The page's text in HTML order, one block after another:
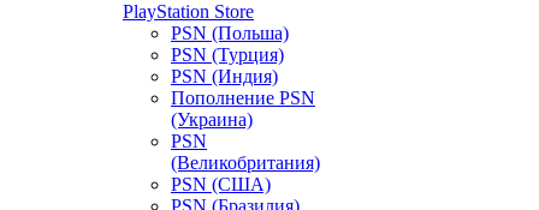
PlayStation Store
PSN (Польша)
PSN (Турция)
PSN (Индия)
Пополнение PSN
(Украина)
PSN
(Великобритания)
PSN (США)
PSN (Бразилия)